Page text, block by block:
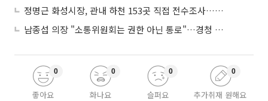
정명근 화성시장, 관내 하천 153곳 직접 전수조사…불법시설 정비
남종섭 의장 "소통위원회는 권한 아닌 통로"…경청 의회 만든다
좋아요
0
화나요
0
슬퍼요
0
추가취재 원해요
0